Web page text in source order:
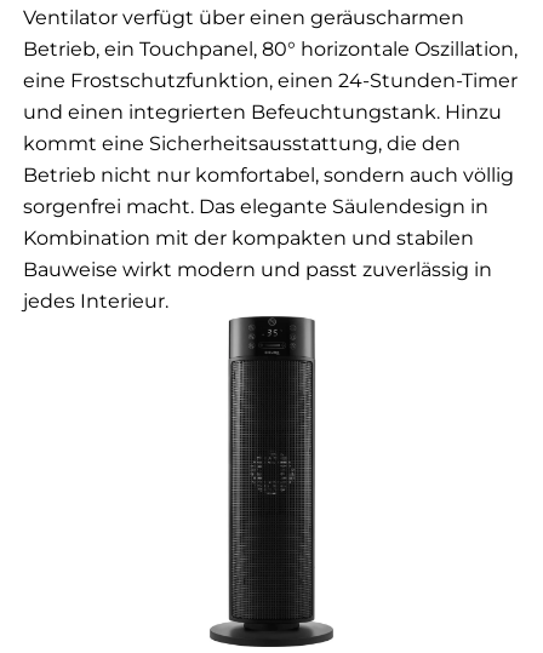
Ventilator verfügt über einen geräuscharmen
Betrieb, ein Touchpanel, 80° horizontale Oszillation,
eine Frostschutzfunktion, einen 24-Stunden-Timer
und einen integrierten Befeuchtungstank. Hinzu
kommt eine Sicherheitsausstattung, die den
Betrieb nicht nur komfortabel, sondern auch völlig
sorgenfrei macht. Das elegante Säulendesign in
Kombination mit der kompakten und stabilen
Bauweise wirkt modern und passt zuverlässig in
jedes Interieur.